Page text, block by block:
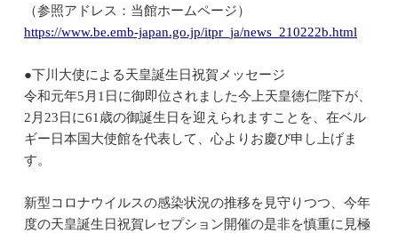
（参照アドレス：当館ホームページ）
https://www.be.emb-japan.go.jp/itpr_ja/news_210222b.html
●下川大使による天皇誕生日祝賀メッセージ
令和元年5月1日に御即位されました今上天皇徳仁陛下が、
2月23日に61歳の御誕生日を迎えられますことを、在ベル
ギー日本国大使館を代表して、心よりお慶び申し上げま
す。
新型コロナウイルスの感染状況の推移を見守りつつ、今年
度の天皇誕生日祝賀レセプション開催の是非を慎重に見極